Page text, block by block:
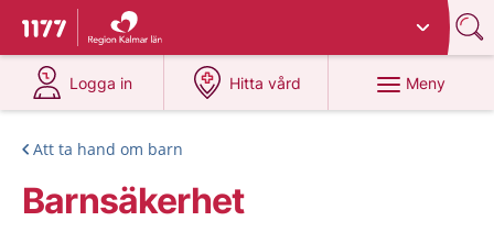
Till startsidan för 1177
Du har valt region
Logga in
på 1177.se
Hitta vård
på 1177.se
Meny
Att ta hand om barn
Barnsäkerhet